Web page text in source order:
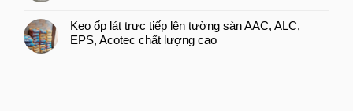
Keo ốp lát trực tiếp lên tường sàn AAC, ALC,
EPS, Acotec chất lượng cao